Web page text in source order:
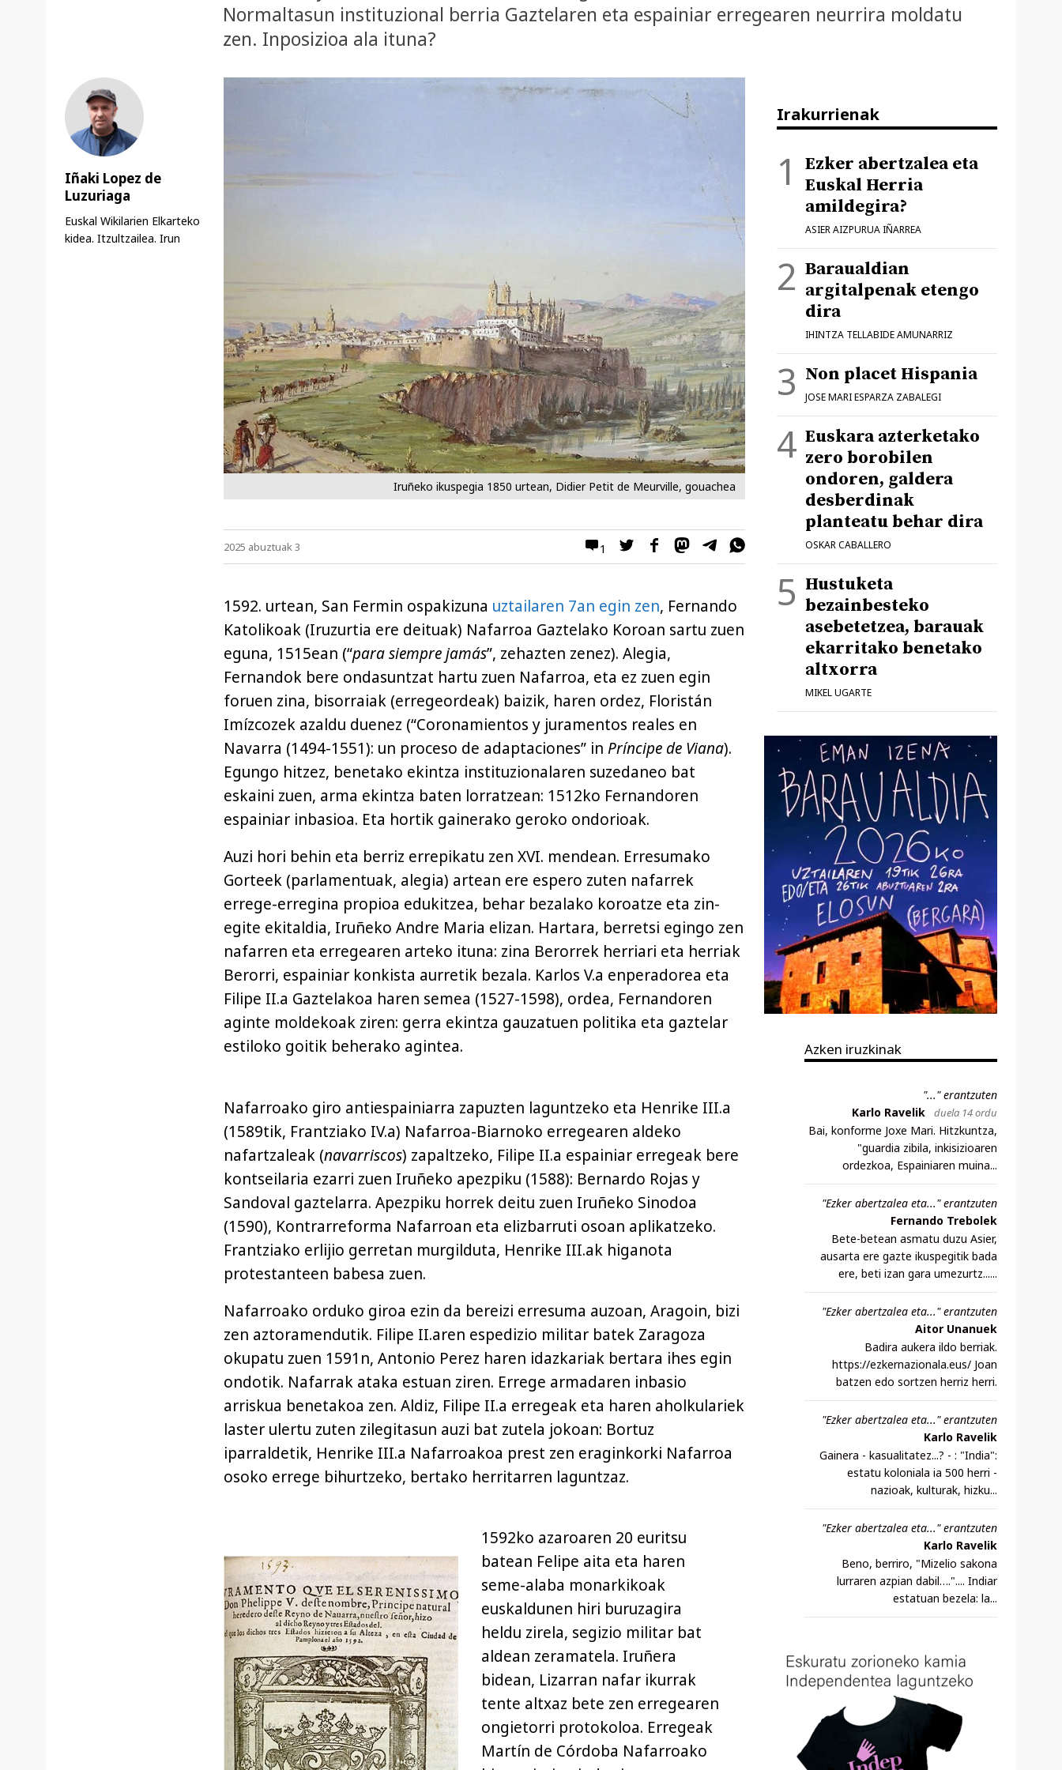
Normaltasun instituzional berria Gaztelaren eta espainiar erregearen neurrira moldatu
zen. Inposizioa ala ituna?
Iruñeko ikuspegia 1850 urtean, Didier Petit de Meurville, gouachea
1
2025 abuztuak 3
1592. urtean, San Fermin ospakizuna uztailaren 7an egin zen, Fernando
Katolikoak (Iruzurtia ere deituak) Nafarroa Gaztelako Koroan sartu zuen
eguna, 1515ean (“para siempre jamás”, zehazten zenez). Alegia,
Fernandok bere ondasuntzat hartu zuen Nafarroa, eta ez zuen egin
foruen zina, bisorraiak (erregeordeak) baizik, haren ordez, Floristán
Imízcozek azaldu duenez (“Coronamientos y juramentos reales en
Navarra (1494-1551): un proceso de adaptaciones” in Príncipe de Viana).
Egungo hitzez, benetako ekintza instituzionalaren suzedaneo bat
eskaini zuen, arma ekintza baten lorratzean: 1512ko Fernandoren
espainiar inbasioa. Eta hortik gainerako geroko ondorioak.
Auzi hori behin eta berriz errepikatu zen XVI. mendean. Erresumako
Gorteek (parlamentuak, alegia) artean ere espero zuten nafarrek
errege-erregina propioa edukitzea, behar bezalako koroatze eta zin-
egite ekitaldia, Iruñeko Andre Maria elizan. Hartara, berretsi egingo zen
nafarren eta erregearen arteko ituna: zina Berorrek herriari eta herriak
Berorri, espainiar konkista aurretik bezala. Karlos V.a enperadorea eta
Filipe II.a Gaztelakoa haren semea (1527-1598), ordea, Fernandoren
aginte moldekoak ziren: gerra ekintza gauzatuen politika eta gaztelar
estiloko goitik beherako agintea.
Nafarroako giro antiespainiarra zapuzten laguntzeko eta Henrike III.a
(1589tik, Frantziako IV.a) Nafarroa-Biarnoko erregearen aldeko
nafartzaleak (navarriscos) zapaltzeko, Filipe II.a espainiar erregeak bere
kontseilaria ezarri zuen Iruñeko apezpiku (1588): Bernardo Rojas y
Sandoval gaztelarra. Apezpiku horrek deitu zuen Iruñeko Sinodoa
(1590), Kontrarreforma Nafarroan eta elizbarruti osoan aplikatzeko.
Frantziako erlijio gerretan murgilduta, Henrike III.ak higanota
protestanteen babesa zuen.
Nafarroako orduko giroa ezin da bereizi erresuma auzoan, Aragoin, bizi
zen aztoramendutik. Filipe II.aren espedizio militar batek Zaragoza
okupatu zuen 1591n, Antonio Perez haren idazkariak bertara ihes egin
ondotik. Nafarrak ataka estuan ziren. Errege armadaren inbasio
arriskua benetakoa zen. Aldiz, Filipe II.a erregeak eta haren aholkulariek
laster ulertu zuten zilegitasun auzi bat zutela jokoan: Bortuz
iparraldetik, Henrike III.a Nafarroakoa prest zen eraginkorki Nafarroa
osoko errege bihurtzeko, bertako herritarren laguntzaz.
1592ko azaroaren 20 euritsu
batean Felipe aita eta haren
seme-alaba monarkikoak
euskaldunen hiri buruzagira
heldu zirela, segizio militar bat
aldean zeramatela. Iruñera
bidean, Lizarran nafar ikurrak
tente altxaz bete zen erregearen
ongietorri protokoloa. Erregeak
Martín de Córdoba Nafarroako
Iñaki Lopez de
Luzuriaga
Euskal Wikilarien Elkarteko
kidea. Itzultzailea. Irun
Irakurrienak
Ezker abertzalea eta
Euskal Herria
amildegira?
ASIER AIZPURUA IÑARREA
Baraualdian
argitalpenak etengo
dira
IHINTZA TELLABIDE AMUNARRIZ
Non placet Hispania
JOSE MARI ESPARZA ZABALEGI
Euskara azterketako
zero borobilen
ondoren, galdera
desberdinak
planteatu behar dira
OSKAR CABALLERO
Hustuketa
bezainbesteko
asebetetzea, barauak
ekarritako benetako
altxorra
MIKEL UGARTE
Azken iruzkinak
"..." erantzuten
Karlo Ravelik
duela 14 ordu
Bai, konforme Joxe Mari. Hitzkuntza,
"guardia zibila, inkisizioaren
ordezkoa, Espainiaren muina...
"Ezker abertzalea eta..." erantzuten
Fernando Trebolek
Bete-betean asmatu duzu Asier,
ausarta ere gazte ikuspegitik bada
ere, beti izan gara umezurtz......
"Ezker abertzalea eta..." erantzuten
Aitor Unanuek
Badira aukera ildo berriak.
https://ezkernazionala.eus/ Joan
batzen edo sortzen herriz herri.
"Ezker abertzalea eta..." erantzuten
Karlo Ravelik
Gainera - kasualitatez...? - : "India":
estatu koloniala ia 500 herri -
nazioak, kulturak, hizku...
"Ezker abertzalea eta..." erantzuten
Karlo Ravelik
Beno, berriro, "Mizelio sakona
lurraren azpian dabil….".... Indiar
estatuan bezela: la...